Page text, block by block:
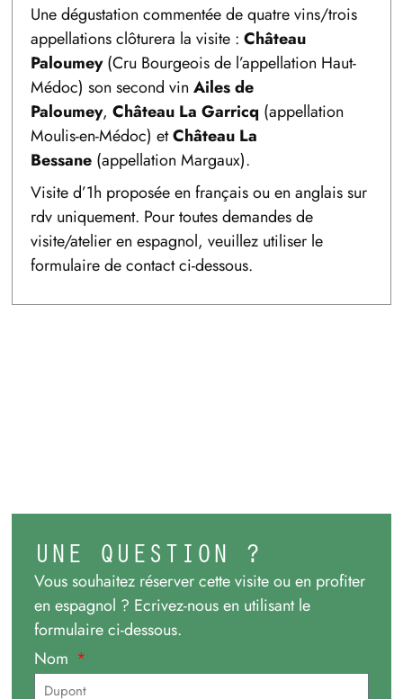
Une dégustation commentée de quatre vins/trois
appellations clôturera la visite : Château
Paloumey(Cru Bourgeois de l’appellation Haut-
Médoc) son second vin Ailes de
Paloumey, Château La Garricq (appellation
Moulis-en-Médoc) etChâteau La
Bessane (appellation Margaux).
Visite d’1h proposée en français ou en anglais sur
rdv uniquement. Pour toutes demandes de
visite/atelier en espagnol, veuillez utiliser le
formulaire de contact ci-dessous.
UNE QUESTION ?
Vous souhaitez réserver cette visite ou en profiter
en espagnol ? Ecrivez-nous en utilisant le
formulaire ci-dessous.
Nom